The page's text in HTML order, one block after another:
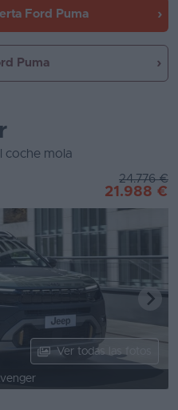
Ford Puma
Puma
coche mola
24.776 €
21.988 €
Ver todas las fotos